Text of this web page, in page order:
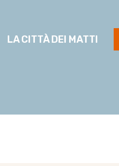
LA CITTÀ DEI MATTI